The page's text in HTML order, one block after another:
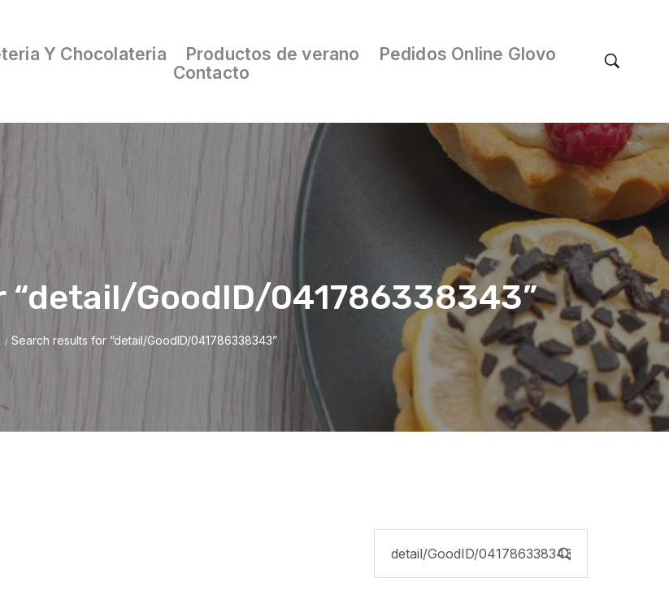
Y Chocolateria Productos de verano
Pedidos Online Glovo
Contacto
GoodID/041786338343”
/ Search results for “detail/GoodID/041786338343”